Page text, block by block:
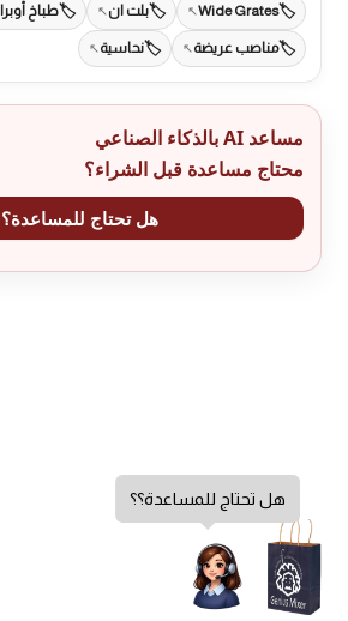
Wide Grates بلت ان طباخ أوبرا
مناصب عريضة نحاسية
مساعد AI بالذكاء الصناعي
محتاج مساعدة قبل الشراء؟
هل تحتاج للمساعدة؟
هل تحتاج للمساعدة؟؟